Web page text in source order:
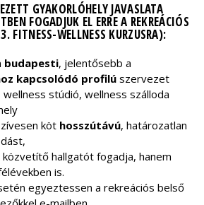
GYAKORLÓHELY JAVASLATA
FOGADJUK EL ERRE A REKREÁCIÓS
FITNESS-WELLNESS KURZUSRA):
budapesti, jelentősebb a
kapcsolódó profilú szervezet
stúdió, wellness szálloda
köt hosszútávú, határozatlan
közvetítő hallgatót fogadja, hanem
is.
egyeztessen a rekreációs belső